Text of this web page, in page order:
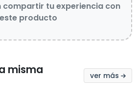
compartir tu experiencia con
este producto
misma
ver más